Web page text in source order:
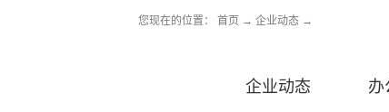
您现在的位置： 首页 → 企业动态 →
企业动态 办